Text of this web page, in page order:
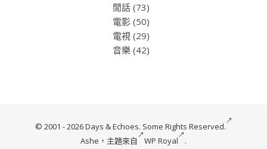
閒話(73)
電影 (50)
電視(29)
音樂(42)
© 2001 - 2026 Days & Echoes. Some Rights Reserved.
Ashe，主題來自
WP Royal .